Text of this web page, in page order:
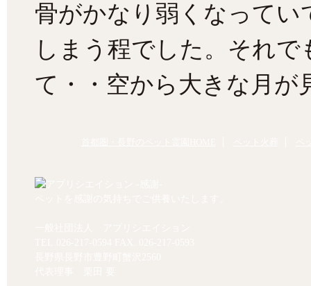
骨がかなり弱くなってい
しまう程でした。それ
て・・空から大きな月が